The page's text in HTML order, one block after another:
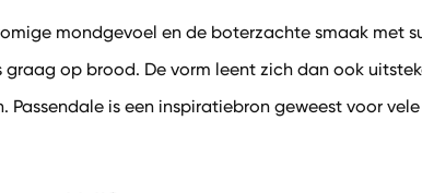
mondgevoel en de boterzachte smaak met
graag op brood. De vorm leent zich dan ook
Passendale is een inspiratiebron geweest voor